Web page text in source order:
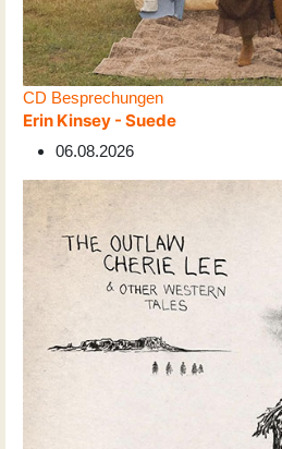
CD Besprechungen
Erin Kinsey - Suede
06.08.2026